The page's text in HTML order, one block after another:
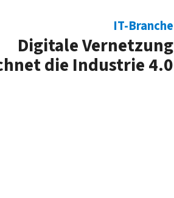
IT-Branche
Digitale Vernetzung
die Industrie 4.0